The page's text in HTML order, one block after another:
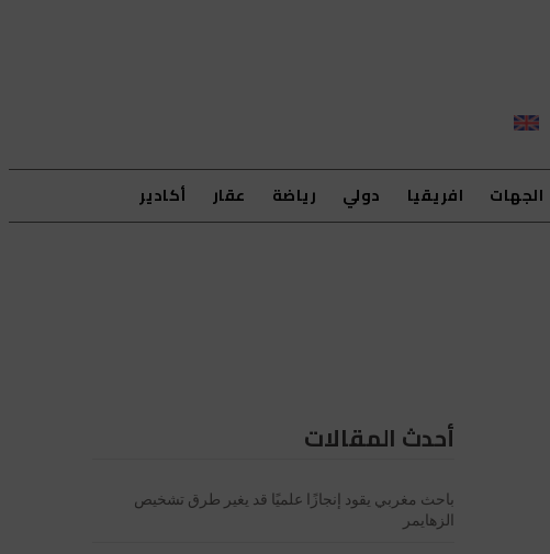
الجهات افريقيا دولي رياضة عقار أكادير
أحدث المقالات
باحث مغربي يقود إنجازًا علميًا قد يغير طرق تشخيص
الزهايمر